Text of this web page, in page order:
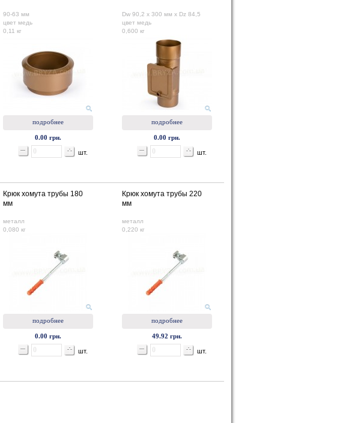
90-63 мм
цвет медь
0,11 кг
подробнее
0.00 грн.
шт.
Dw 90,2 x 300 мм х Dz 84,5
цвет медь
0,600 кг
подробнее
0.00 грн.
шт.
Крюк хомута трубы 180
мм
металл
0,080 кг
подробнее
0.00 грн.
шт.
Крюк хомута трубы 220
мм
металл
0,220 кг
подробнее
49.92 грн.
шт.